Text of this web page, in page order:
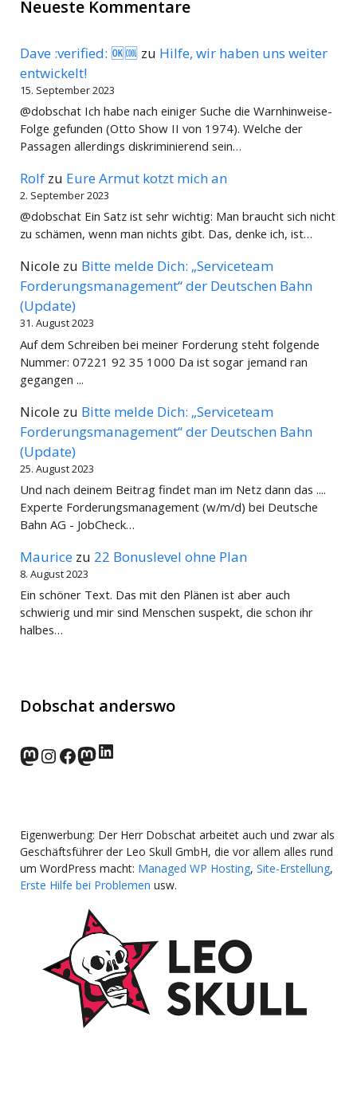
Neueste Kommentare
Dave :verified: 🆗🆒 zu Hilfe, wir haben uns weiter
entwickelt!
15. September 2023
@dobschat Ich habe nach einiger Suche die Warnhinweise-
Folge gefunden (Otto Show II von 1974). Welche der
Passagen allerdings diskriminierend sein…
Rolf zu Eure Armut kotzt mich an
2. September 2023
@dobschat Ein Satz ist sehr wichtig: Man braucht sich nicht
zu schämen, wenn man nichts gibt. Das, denke ich, ist…
Nicole zu Bitte melde Dich: „Serviceteam
Forderungsmanagement“ der Deutschen Bahn
(Update)
31. August 2023
Auf dem Schreiben bei meiner Forderung steht folgende
Nummer: 07221 92 35 1000 Da ist sogar jemand ran
gegangen ...
Nicole zu Bitte melde Dich: „Serviceteam
Forderungsmanagement“ der Deutschen Bahn
(Update)
25. August 2023
Und nach deinem Beitrag findet man im Netz dann das ....
Experte Forderungsmanagement (w/m/d) bei Deutsche
Bahn AG - JobCheck…
Maurice zu 22 Bonuslevel ohne Plan
8. August 2023
Ein schöner Text. Das mit den Plänen ist aber auch
schwierig und mir sind Menschen suspekt, die schon ihr
halbes…
Dobschat anderswo
norden.social
Instagram
Facebook
wp-punks.social
LinkedIn
Eigenwerbung: Der Herr Dobschat arbeitet auch und zwar als
Geschäftsführer der Leo Skull GmbH, die vor allem alles rund
um WordPress macht: Managed WP Hosting, Site-Erstellung,
Erste Hilfe bei Problemen usw.